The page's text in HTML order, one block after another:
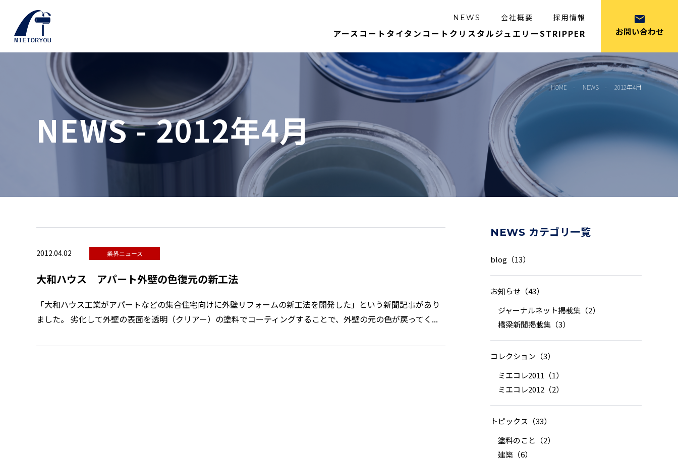
NEWS 会社概要 採用情報
アースコート タイタンコート クリスタルジュエリーSTRIPPER お問い合わせ
HOME NEWS 2012年4月
NEWS - 2012年4月
2012.04.02 業界ニュース
大和ハウス アパート外壁の色復元の新工法
「大和ハウス工業がアパートなどの集合住宅向けに外壁リフォームの新工法を開発した」という新聞記事があり
ました。 劣化して外壁の表面を透明（クリアー）の塗料でコーティングすることで、外壁の元の色が戻ってく...
NEWS カテゴリ一覧
blog（13）
お知らせ（43）
ジャーナルネット掲載集（2）
橋梁新聞掲載集（3）
コレクション（3）
ミエコレ2011（1）
ミエコレ2012（2）
トピックス（33）
塗料のこと（2）
建築（6）